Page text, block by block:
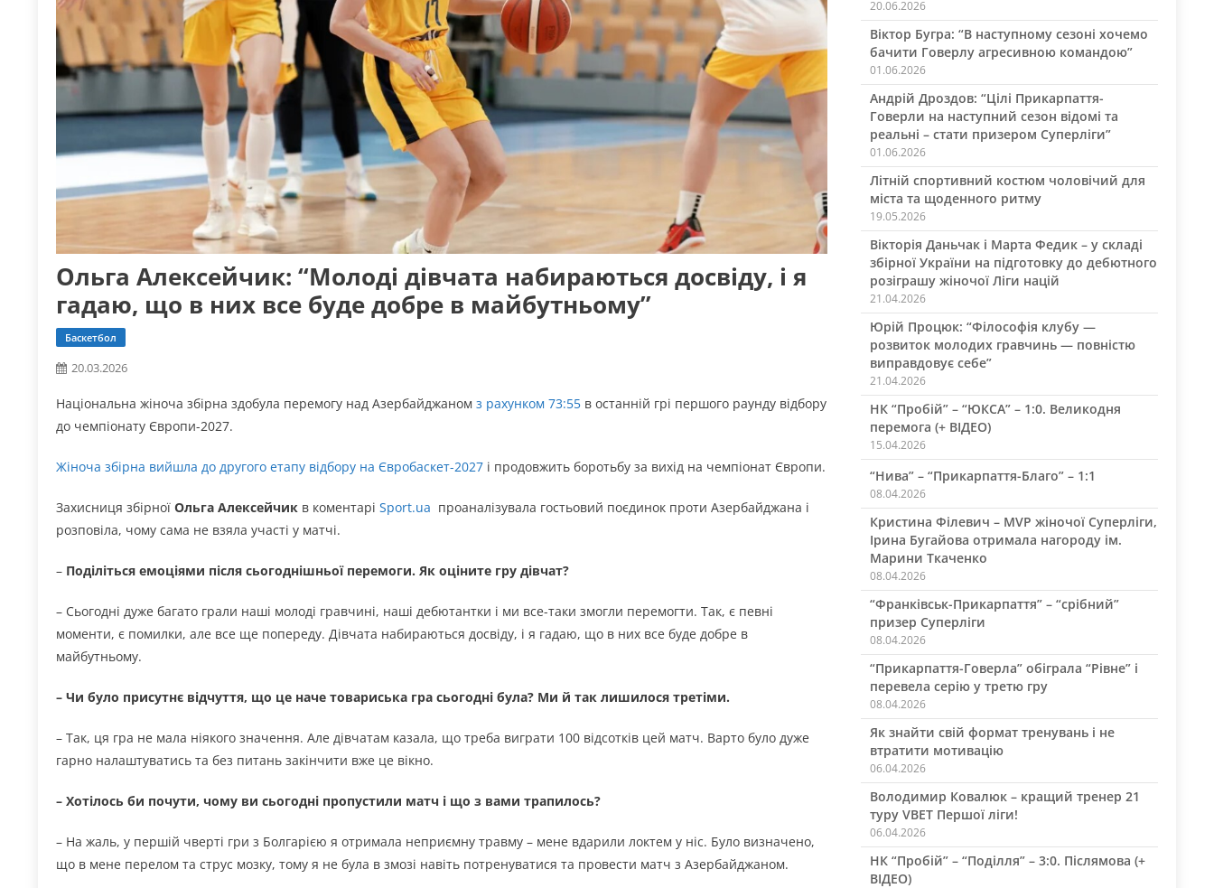
Ольга Алексейчик: “Молоді дівчата набираються досвіду, і я
гадаю, що в них все буде добре в майбутньому”
Баскетбол
20.03.2026
Національна жіноча збірна здобула перемогу над Азербайджаном з рахунком 73:55 в останній грі першого раунду відбору
до чемпіонату Європи-2027.
Жіноча збірна вийшла до другого етапу відбору на Євробаскет-2027 і продовжить боротьбу за вихід на чемпіонат Європи.
Захисниця збірної Ольга Алексейчик в коментарі Sport.ua проаналізувала гостьовий поєдинок проти Азербайджана і
розповіла, чому сама не взяла участі у матчі.
– Поділіться емоціями після сьогоднішньої перемоги. Як оціните гру дівчат?
– Сьогодні дуже багато грали наші молоді гравчині, наші дебютантки і ми все-таки змогли перемогти. Так, є певні
моменти, є помилки, але все ще попереду. Дівчата набираються досвіду, і я гадаю, що в них все буде добре в
майбутньому.
– Чи було присутнє відчуття, що це наче товариська гра сьогодні була? Ми й так лишилося третіми.
– Так, ця гра не мала ніякого значення. Але дівчатам казала, що треба виграти 100 відсотків цей матч. Варто було дуже
гарно налаштуватись та без питань закінчити вже це вікно.
– Хотілось би почути, чому ви сьогодні пропустили матч і що з вами трапилось?
– На жаль, у першій чверті гри з Болгарією я отримала неприємну травму – мене вдарили локтем у ніс. Було визначено,
що в мене перелом та струс мозку, тому я не була в змозі навіть потренуватися та провести матч з Азербайджаном.
20.06.2026
Віктор Бугра: “В наступному сезоні хочемо
бачити Говерлу агресивною командою”
01.06.2026
Андрій Дроздов: “Цілі Прикарпаття-
Говерли на наступний сезон відомі та
реальні – стати призером Суперліги”
01.06.2026
Літній спортивний костюм чоловічий для
міста та щоденного ритму
19.05.2026
Вікторія Даньчак і Марта Федик – у складі
збірної України на підготовку до дебютного
розіграшу жіночої Ліги націй
21.04.2026
Юрій Процюк: “Філософія клубу —
розвиток молодих гравчинь — повністю
виправдовує себе”
21.04.2026
НК “Пробій” – “ЮКСА” – 1:0. Великодня
перемога (+ ВІДЕО)
15.04.2026
“Нива” – “Прикарпаття-Благо” – 1:1
08.04.2026
Кристина Філевич – MVP жіночої Суперліги,
Ірина Бугайова отримала нагороду ім.
Марини Ткаченко
08.04.2026
“Франківськ-Прикарпаття” – “срібний”
призер Суперліги
08.04.2026
“Прикарпаття-Говерла” обіграла “Рівне” і
перевела серію у третю гру
08.04.2026
Як знайти свій формат тренувань і не
втратити мотивацію
06.04.2026
Володимир Ковалюк – кращий тренер 21
туру VBET Першої ліги!
06.04.2026
НК “Пробій” – “Поділля” – 3:0. Післямова (+
ВІДЕО)